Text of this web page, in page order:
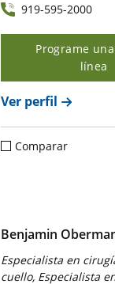
919-595-2000
Programe
línea
Ver perfil
Comparar
Benjamin
Especialista en
cuello, Especialista